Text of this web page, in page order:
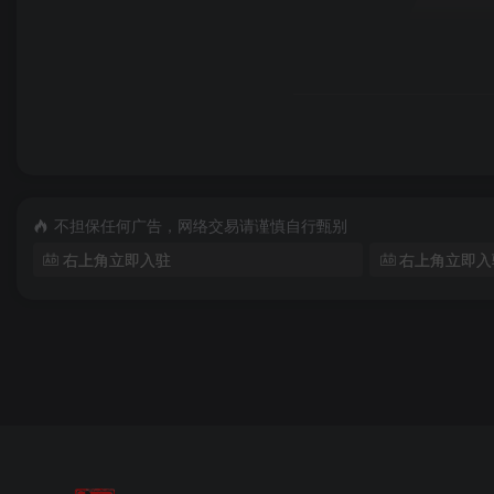
不担保任何广告，网络交易请谨慎自行甄别
右上角立即入驻 右上角立即